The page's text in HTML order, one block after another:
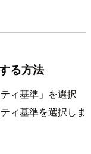
る方法
ィ基準」を選択
ィ基準を選択しま